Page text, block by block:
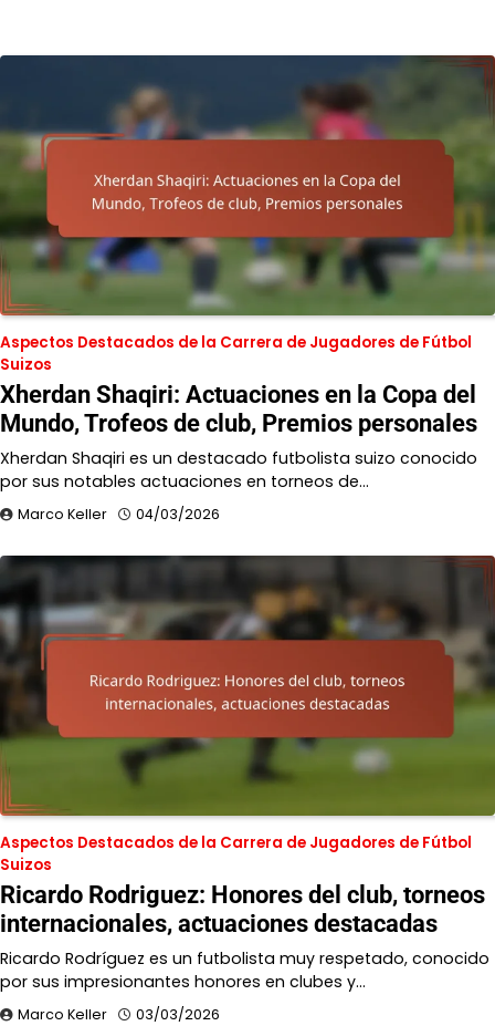
Aspectos Destacados de la Carrera de Jugadores de Fútbol
Suizos
Xherdan Shaqiri: Actuaciones en la Copa del
Mundo, Trofeos de club, Premios personales
Xherdan Shaqiri es un destacado futbolista suizo conocido
por sus notables actuaciones en torneos de…
Marco Keller 04/03/2026
Aspectos Destacados de la Carrera de Jugadores de Fútbol
Suizos
Ricardo Rodriguez: Honores del club, torneos
internacionales, actuaciones destacadas
Ricardo Rodríguez es un futbolista muy respetado, conocido
por sus impresionantes honores en clubes y…
Marco Keller 03/03/2026